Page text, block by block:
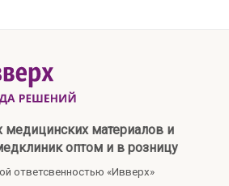
медицинских материалов и
оптом и в розницу
ответсвенностью «Ивверх»